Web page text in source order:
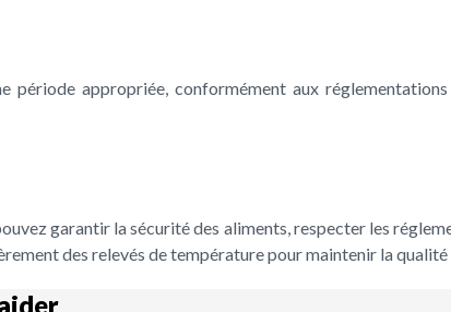
période appropriée, conformément aux
garantir la sécurité des aliments, respecter les
des relevés de température pour maintenir la